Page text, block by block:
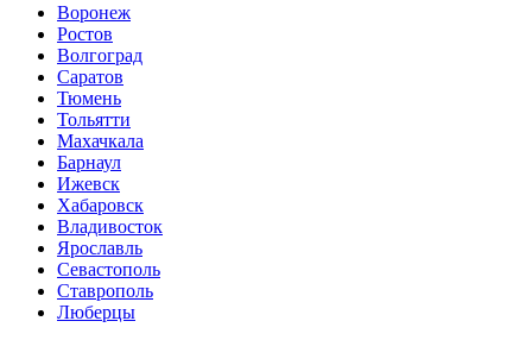
Воронеж
Ростов
Волгоград
Саратов
Тюмень
Тольятти
Махачкала
Барнаул
Ижевск
Хабаровск
Владивосток
Ярославль
Севастополь
Ставрополь
Люберцы